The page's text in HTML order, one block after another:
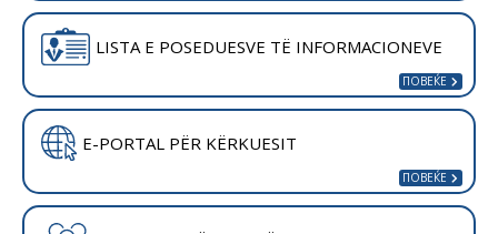
LISTA E POSEDUESVE TË INFORMACIONEVE
E-PORTAL PËR KËRKUESIT